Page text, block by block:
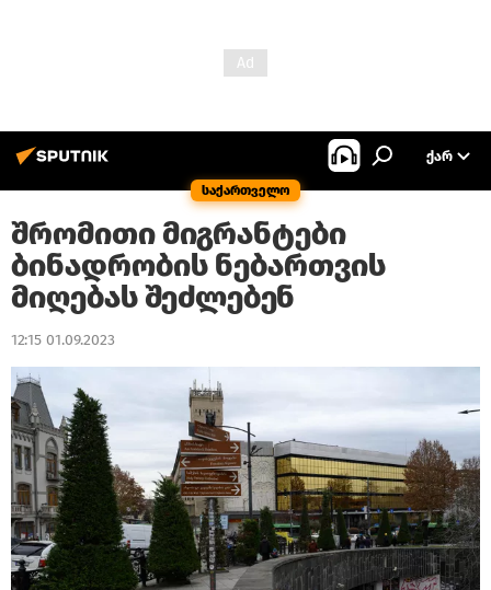
საქართველო
ᲥᲐᲠ
შრომითი მიგრანტები
ბინადრობის ნებართვის
მიღებას შეძლებენ
12:15 01.09.2023